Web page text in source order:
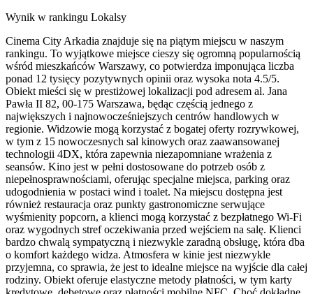
Wynik w rankingu Lokalsy
Cinema City Arkadia znajduje się na piątym miejscu w naszym
rankingu. To wyjątkowe miejsce cieszy się ogromną popularnością
wśród mieszkańców Warszawy, co potwierdza imponująca liczba
ponad 12 tysięcy pozytywnych opinii oraz wysoka nota 4.5/5.
Obiekt mieści się w prestiżowej lokalizacji pod adresem al. Jana
Pawła II 82, 00-175 Warszawa, będąc częścią jednego z
największych i najnowocześniejszych centrów handlowych w
regionie. Widzowie mogą korzystać z bogatej oferty rozrywkowej,
w tym z 15 nowoczesnych sal kinowych oraz zaawansowanej
technologii 4DX, która zapewnia niezapomniane wrażenia z
seansów. Kino jest w pełni dostosowane do potrzeb osób z
niepełnosprawnościami, oferując specjalne miejsca, parking oraz
udogodnienia w postaci wind i toalet. Na miejscu dostępna jest
również restauracja oraz punkty gastronomiczne serwujące
wyśmienity popcorn, a klienci mogą korzystać z bezpłatnego Wi-Fi
oraz wygodnych stref oczekiwania przed wejściem na salę. Klienci
bardzo chwalą sympatyczną i niezwykle zaradną obsługę, która dba
o komfort każdego widza. Atmosfera w kinie jest niezwykle
przyjemna, co sprawia, że jest to idealne miejsce na wyjście dla całej
rodziny. Obiekt oferuje elastyczne metody płatności, w tym karty